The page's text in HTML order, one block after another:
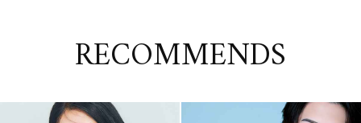
RECOMMENDS